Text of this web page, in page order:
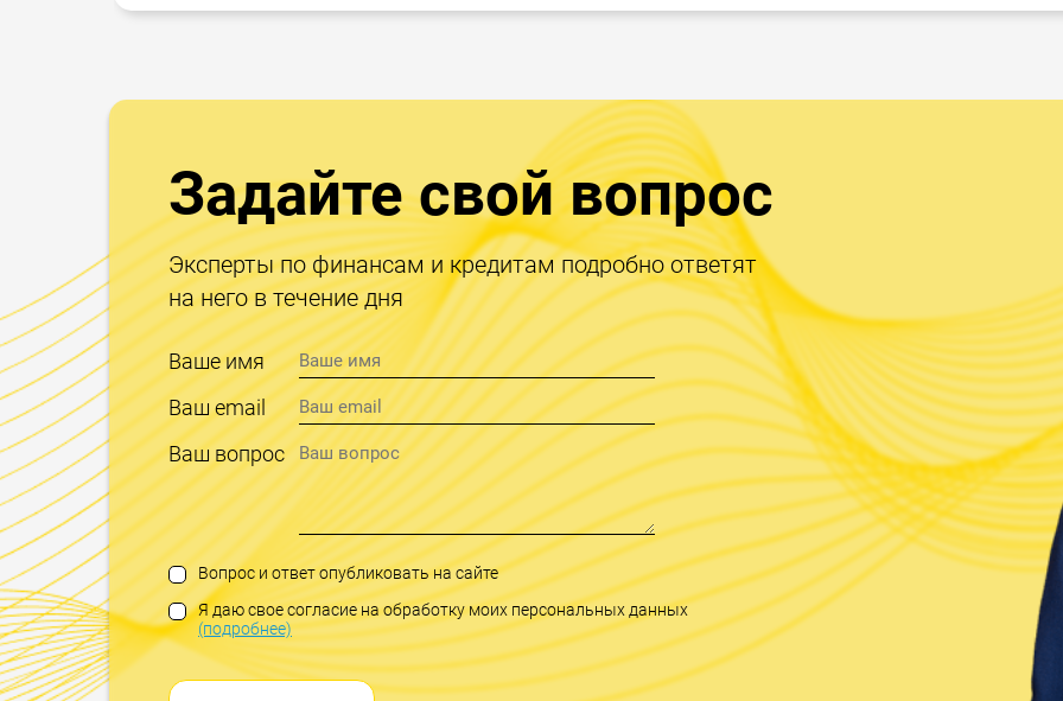
Задайте свой вопрос
Эксперты по финансам и кредитам подробно ответят
на него в течение дня
Ваше имя
Ваш email
Ваш вопрос
Вопрос и ответ опубликовать на сайте
Я даю свое согласие на обработку моих персональных данных
(подробнее)